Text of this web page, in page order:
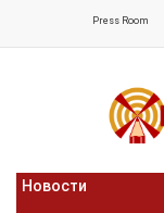
Press Room
Новости